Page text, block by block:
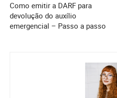
Como emitir a DARF para
devolução do auxílio
emergencial – Passo a passo